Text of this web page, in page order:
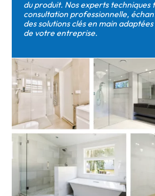
du produit. Nos experts techniques
consultation professionnelle,
des solutions clés en main
de votre entreprise.